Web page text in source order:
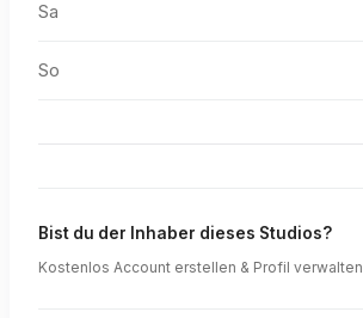
Sa
So
Bist du der Inhaber dieses Studios?
Kostenlos Account erstellen & Profil verwalten